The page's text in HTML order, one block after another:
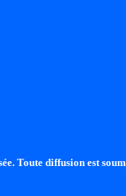
Toute diffusion est